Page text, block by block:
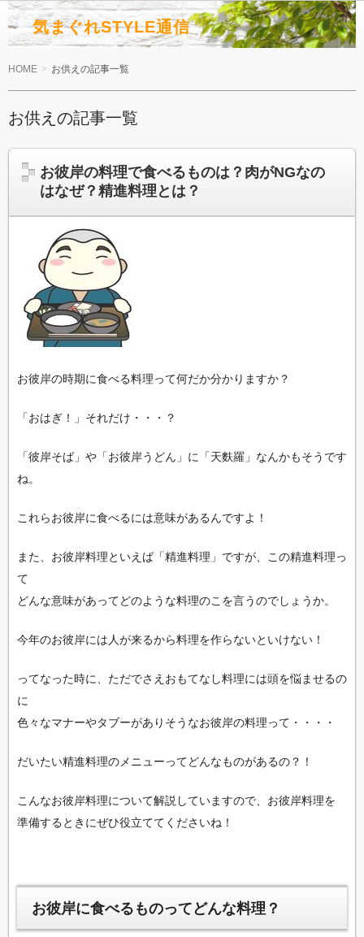
気まぐれSTYLE通信
HOME お供えの記事一覧
お供えの記事一覧
お彼岸の料理で食べるものは？肉がNGなの
はなぜ？精進料理とは？
お彼岸の時期に食べる料理って何だか分かりますか？
「おはぎ！」それだけ・・・？
「彼岸そば」や「お彼岸うどん」に「天麩羅」なんかもそうです
ね。
これらお彼岸に食べるには意味があるんですよ！
また、お彼岸料理といえば「精進料理」ですが、この精進料理っ
て
どんな意味があってどのような料理のこを言うのでしょうか。
今年のお彼岸には人が来るから料理を作らないといけない！
ってなった時に、ただでさえおもてなし料理には頭を悩ませるの
に
色々なマナーやタブーがありそうなお彼岸の料理って・・・・
だいたい精進料理のメニューってどんなものがあるの？！
こんなお彼岸料理について解説していますので、お彼岸料理を
準備するときにぜひ役立ててくださいね！
お彼岸に食べるものってどんな料理？